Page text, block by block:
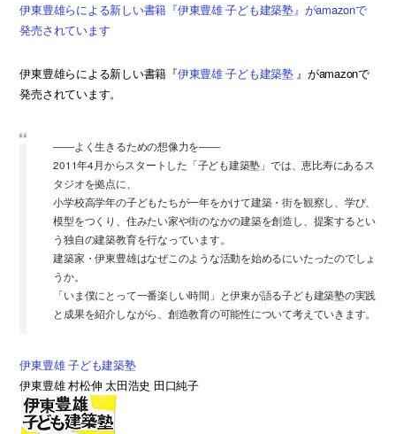
伊東豊雄らによる新しい書籍『伊東豊雄 子ども建築塾』がamazonで
発売されています
伊東豊雄らによる新しい書籍『伊東豊雄 子ども建築塾 』がamazonで
発売されています。
――よく生きるための想像力を――
2011年4月からスタートした「子ども建築塾」では、恵比寿にあるス
タジオを拠点に、
小学校高学年の子どもたちが一年をかけて建築・街を観察し、学び、
模型をつくり、住みたい家や街のなかの建築を創造し、提案するとい
う独自の建築教育を行なっています。
建築家・伊東豊雄はなぜこのような活動を始めるにいたったのでしょ
うか。
「いま僕にとって一番楽しい時間」と伊東が語る子ども建築塾の実践
と成果を紹介しながら、創造教育の可能性について考えていきます。
伊東豊雄 子ども建築塾
伊東豊雄 村松伸 太田浩史 田口純子